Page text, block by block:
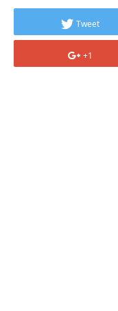
Tweet
+1